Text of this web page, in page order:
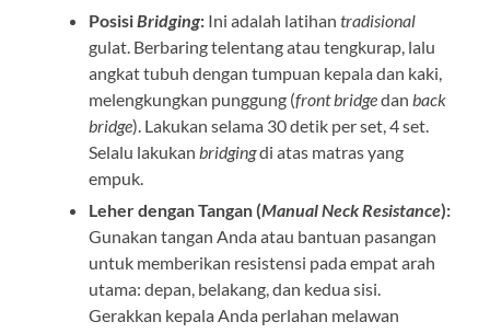
Posisi Bridging: Ini adalah latihantradisional
gulat. Berbaring telentang atau tengkurap, lalu
angkat tubuh dengan tumpuan kepala dan kaki,
melengkungkan punggung (front bridgedan back
bridge). Lakukan selama 30 detik per set, 4 set.
Selalu lakukan bridgingdi atas matras yang
empuk.
Leher dengan Tangan (Manual Neck Resistance):
Gunakan tangan Anda atau bantuan pasangan
untuk memberikan resistensi pada empat arah
utama: depan, belakang, dan kedua sisi.
Gerakkan kepala Anda perlahan melawan